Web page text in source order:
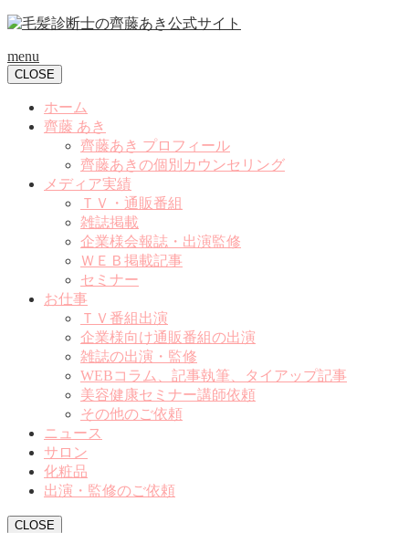
menu
CLOSE
ホーム
齊藤 あき
齊藤あき プロフィール
齊藤あきの個別カウンセリング
メディア実績
ＴＶ・通販番組
雑誌掲載
企業様会報誌・出演監修
ＷＥＢ掲載記事
セミナー
お仕事
ＴＶ番組出演
企業様向け通販番組の出演
雑誌の出演・監修
WEBコラム、記事執筆、タイアップ記事
美容健康セミナー講師依頼
その他のご依頼
ニュース
サロン
化粧品
出演・監修のご依頼
CLOSE